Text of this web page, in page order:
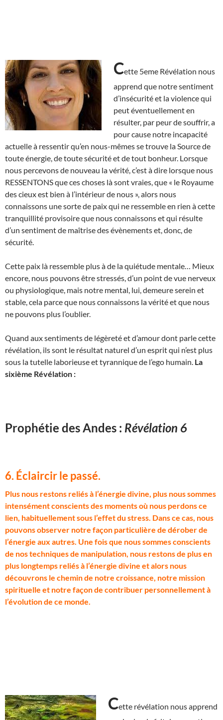
Cette 5eme Révélation nous
apprend que notre sentiment
d’insécurité et la violence qui
peut éventuellement en
résulter, par peur de souffrir, a
pour cause notre incapacité
actuelle à ressentir qu’en nous-mêmes se trouve la Source de
toute énergie, de toute sécurité et de tout bonheur. Lorsque
nous percevons de nouveau la vérité, c’est à dire lorsque nous
RESSENTONS que ces choses là sont vraies, que « le Royaume
des cieux est bien à l’intérieur de nous », alors nous
connaissons une sorte de paix qui ne ressemble en rien à cette
tranquillité provisoire que nous connaissons et qui résulte
d’un sentiment de maîtrise des évènements et, donc, de
sécurité.
Cette paix là ressemble plus à de la quiétude mentale… Mieux
encore, nous pouvons être stressés, d’un point de vue nerveux
ou physiologique, mais notre mental, lui, demeure serein et
stable, cela parce que nous connaissons la vérité et que nous
ne pouvons plus l’oublier.
Quand aux sentiments de légèreté et d’amour dont parle cette
révélation, ils sont le résultat naturel d’un esprit qui n’est plus
sous la tutelle laborieuse et tyrannique de l’ego humain. La
sixième Révélation :
Prophétie des Andes : Révélation 6
6. Éclaircir le passé.
Plus nous restons reliés à l’énergie divine, plus nous sommes
intensément conscients des moments où nous perdons ce
lien, habituellement sous l’effet du stress. Dans ce cas, nous
pouvons observer notre façon particulière de dérober de
l’énergie aux autres. Une fois que nous sommes conscients
de nos techniques de manipulation, nous restons de plus en
plus longtemps reliés à l’énergie divine et alors nous
découvrons le chemin de notre croissance, notre mission
spirituelle et notre façon de contribuer personnellement à
l’évolution de ce monde.
Cette révélation nous apprend